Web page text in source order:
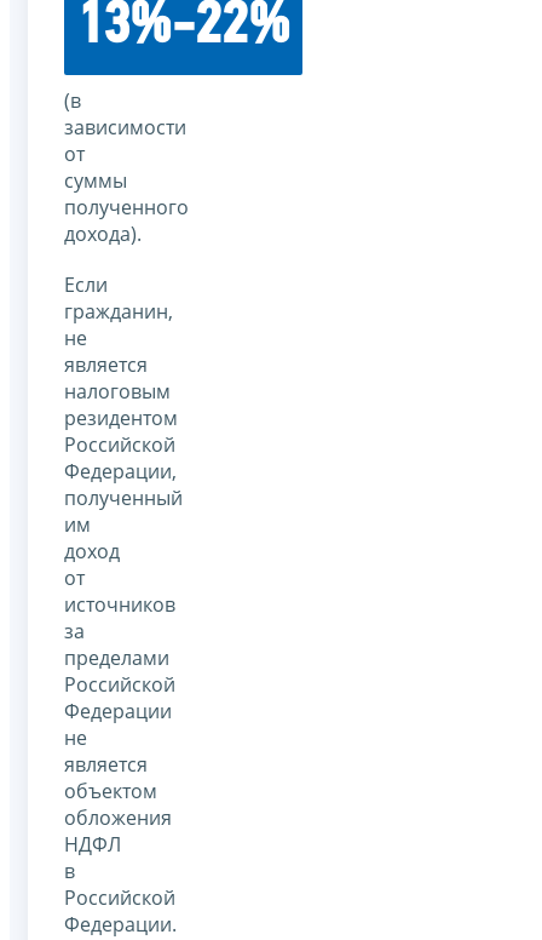
13%-22%
(в
зависимости
от
суммы
полученного
дохода).
Если
гражданин,
не
является
налоговым
резидентом
Российской
Федерации,
полученный
им
доход
от
источников
за
пределами
Российской
Федерации
не
является
объектом
обложения
НДФЛ
в
Российской
Федерации.